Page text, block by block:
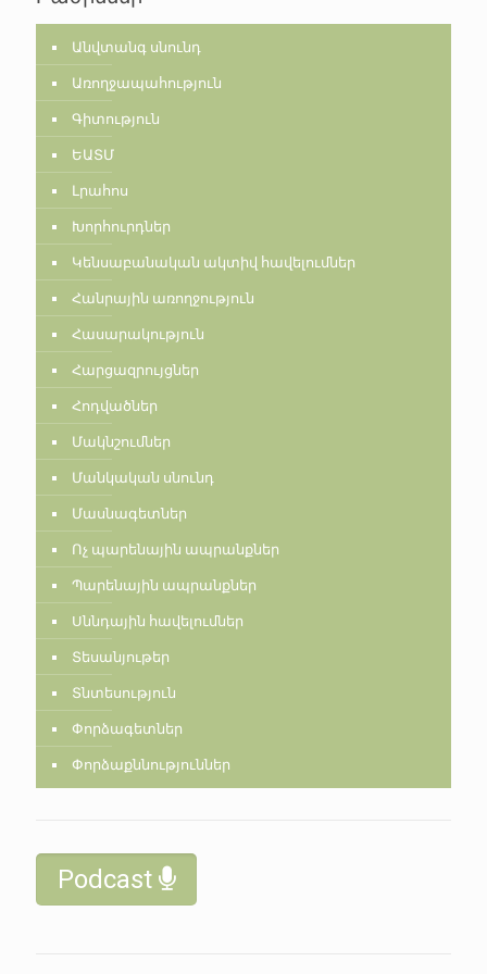
Անվտանգ սնունդ
Առողջապահություն
Գիտություն
ԵԱՏՄ
Լրահոս
Խորհուրդներ
Կենսաբանական ակտիվ հավելումներ
Հանրային առողջություն
Հասարակություն
Հարցազրույցներ
Հոդվածներ
Մակնշումներ
Մանկական սնունդ
Մասնագետներ
Ոչ պարենային ապրանքներ
Պարենային ապրանքներ
Սննդային հավելումներ
Տեսանյութեր
Տնտեսություն
Փորձագետներ
Փորձաքննություններ
Podcast